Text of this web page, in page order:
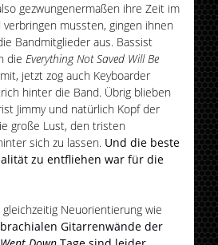
gezwungenermaßen ihre Zeit im
mussten, gingen ihnen
Bandmitglieder aus. Bassist
dieEverything Not Saved Will Be
jetzt zog auch Keyboarder
hinter die Band. Übrig blieben
Jimmy und natürlich Kopf der
große Lust, den tristen
sich zu lassen. Und die beste
zu entfliehen war für die
Neuorientierung wie
Gitarrenwände der